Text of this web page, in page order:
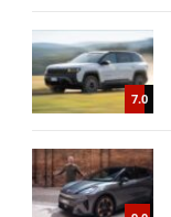
7.0